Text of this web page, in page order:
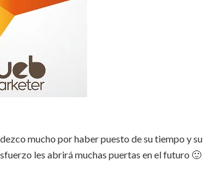
mucho por haber puesto de su tiempo y su
les abrirá muchas puertas en el futuro 🙂